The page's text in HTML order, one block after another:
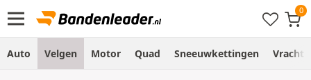
Auto Velgen Motor Quad Sneeuwkettingen